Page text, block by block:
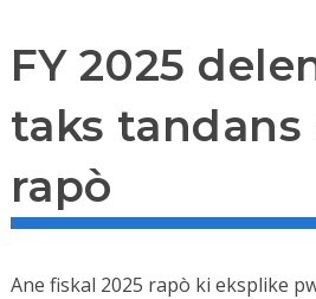
FY 2025
taks tandans
rapò
Ane fiskal 2025 rapò ki eksplike